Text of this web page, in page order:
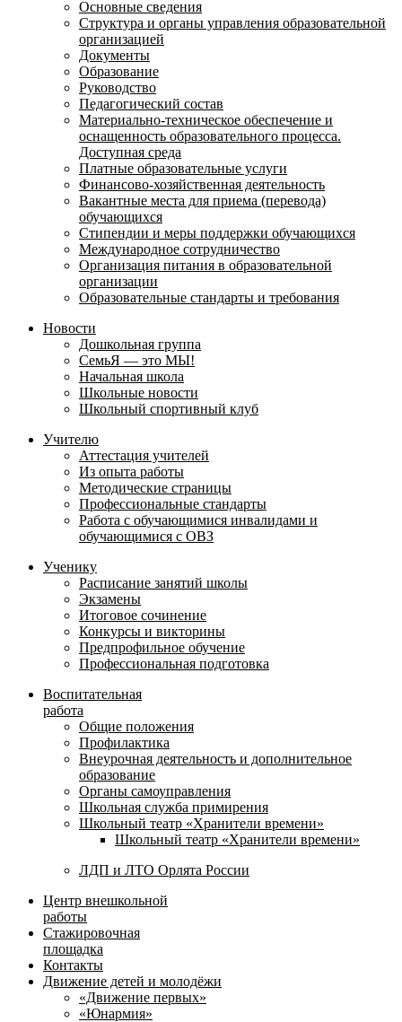
Основные сведения
Структура и органы управления образовательной
организацией
Документы
Образование
Руководство
Педагогический состав
Материально-техническое обеспечение и
оснащенность образовательного процесса.
Доступная среда
Платные образовательные услуги
Финансово-хозяйственная деятельность
Вакантные места для приема (перевода)
обучающихся
Стипендии и меры поддержки обучающихся
Международное сотрудничество
Организация питания в образовательной
организации
Образовательные стандарты и требования
Новости
Дошкольная группа
СемьЯ — это МЫ!
Начальная школа
Школьные новости
Школьный спортивный клуб
Учителю
Аттестация учителей
Из опыта работы
Методические страницы
Профессиональные стандарты
Работа с обучающимися инвалидами и
обучающимися с ОВЗ
Ученику
Расписание занятий школы
Экзамены
Итоговое сочинение
Конкурсы и викторины
Предпрофильное обучение
Профессиональная подготовка
Воспитательная
работа
Общие положения
Профилактика
Внеурочная деятельность и дополнительное
образование
Органы самоуправления
Школьная служба примирения
Школьный театр «Хранители времени»
Школьный театр «Хранители времени»
ЛДП и ЛТО Орлята России
Центр внешкольной
работы
Стажировочная
площадка
Контакты
Движение детей и молодёжи
«Движение первых»
«Юнармия»